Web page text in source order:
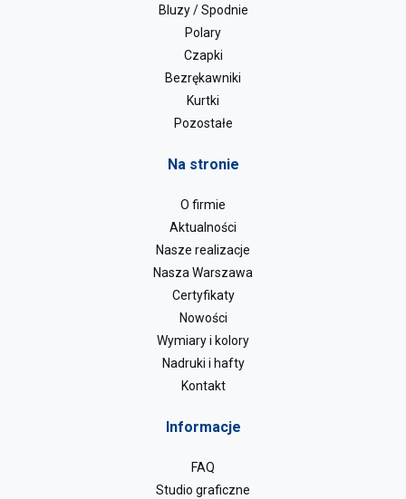
Bluzy / Spodnie
Polary
Czapki
Bezrękawniki
Kurtki
Pozostałe
Na stronie
O firmie
Aktualności
Nasze realizacje
Nasza Warszawa
Certyfikaty
Nowości
Wymiary i kolory
Nadruki i hafty
Kontakt
Informacje
FAQ
Studio graficzne